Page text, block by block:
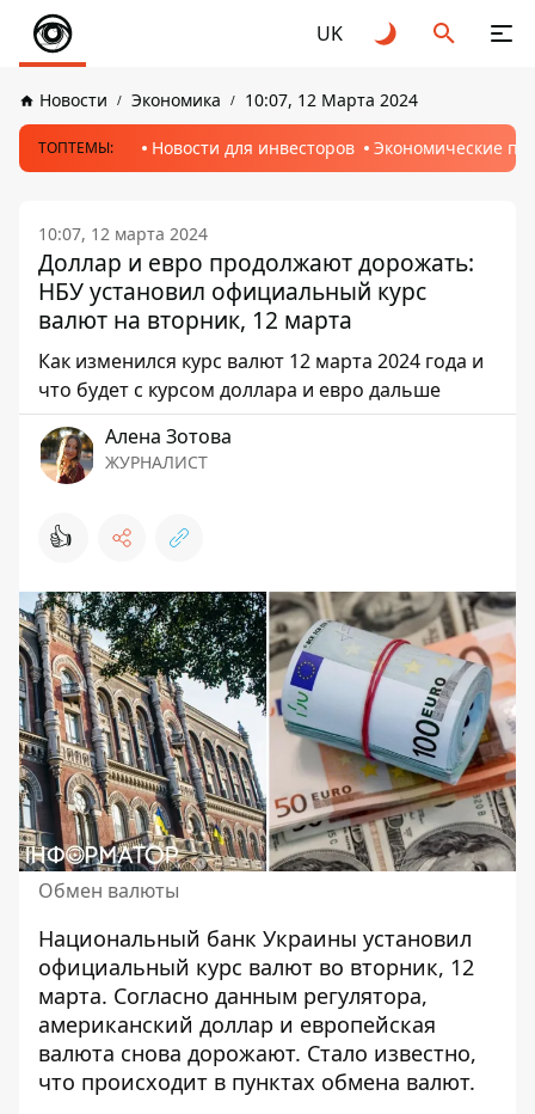
UK
Новости Экономика 10:07, 12 Марта 2024
ТОПТЕМЫ: Новости для инвесторов Экономические
10:07, 12 марта 2024
Доллар и евро продолжают дорожать:
НБУ установил официальный курс
валют на вторник, 12 марта
Как изменился курс валют 12 марта 2024 года и
что будет с курсом доллара и евро дальше
Алена Зотова
ЖУРНАЛИСТ
👍
Обмен валюты
Национальный банк Украины установил
официальный курс валют во вторник, 12
марта. Согласно данным регулятора,
американский доллар и европейская
валюта снова дорожают. Стало известно,
что происходит в пунктах обмена валют.